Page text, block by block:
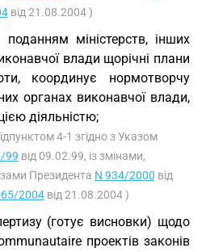
від 21.08.2004 )
міністерств, інших
влади щорічні плани
координує нормотворчу
органах виконавчої влади,
діяльністю;
4-1 згідно з Указом
99 від 09.02.99, із змінами,
Президента N 934/2000 від
2004 від 21.08.2004 )
(готує висновки) щодо
проектів законів